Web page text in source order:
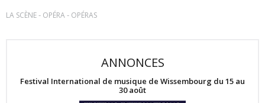
LA SCÈNE- OPÉRA- OPÉRAS
ANNONCES
Festival International de musique de Wissembourg du 15 au
30 août